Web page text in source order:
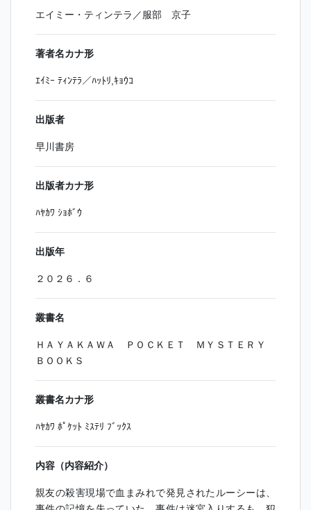
エイミー・ティンテラ／服部 京子
著者名カナ形
ｴｲﾐｰ ﾃｨﾝﾃﾗ／ﾊｯﾄﾘ,ｷｮｳｺ
出版者
早川書房
出版者カナ形
ﾊﾔｶﾜ ｼｮﾎﾞｳ
出版年
２０２６．６
叢書名
ＨＡＹＡＫＡＷＡ ＰＯＣＫＥＴ ＭＹＳＴＥＲＹ
ＢＯＯＫＳ
叢書名カナ形
ﾊﾔｶﾜ ﾎﾟｹｯﾄ ﾐｽﾃﾘ ﾌﾞｯｸｽ
内容（内容紹介）
親友の殺害現場で血まみれで発見されたルーシーは、